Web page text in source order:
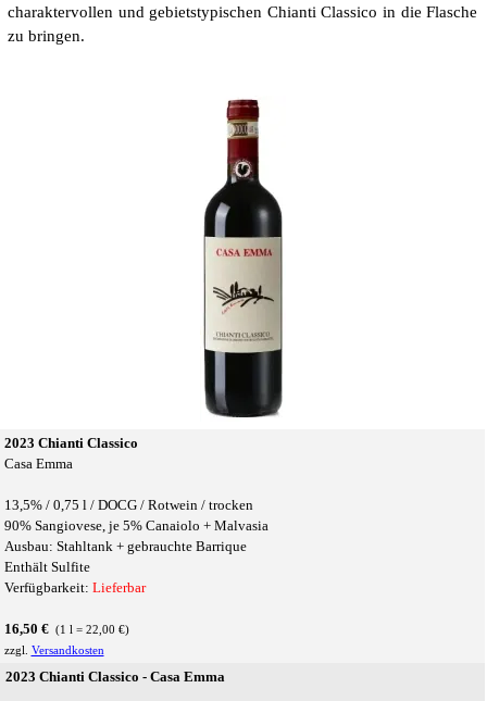
charaktervollen und gebietstypischen Chianti Classico in die Flasche
zu bringen.
2023 Chianti Classico
Casa Emma
13,5% / 0,75 l /DOCG / Rotwein / trocken
90% Sangiovese, je 5% Canaiolo + Malvasia
Ausbau: Stahltank + gebrauchte Barrique
Enthält Sulfite
Verfügbarkeit: Lieferbar
16,50 € (1 l = 22,00 €)
zzgl. Versandkosten
2023 Chianti Classico - Casa Emma